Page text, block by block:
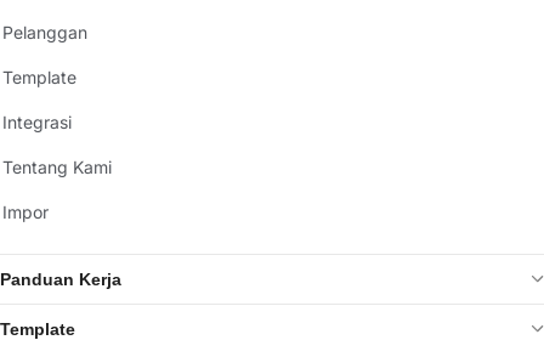
Pelanggan
Template
Integrasi
Tentang Kami
Impor
Panduan Kerja
Template